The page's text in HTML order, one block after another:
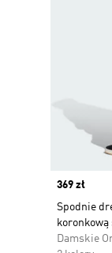
Price
369 zł
Spodnie
Damskie